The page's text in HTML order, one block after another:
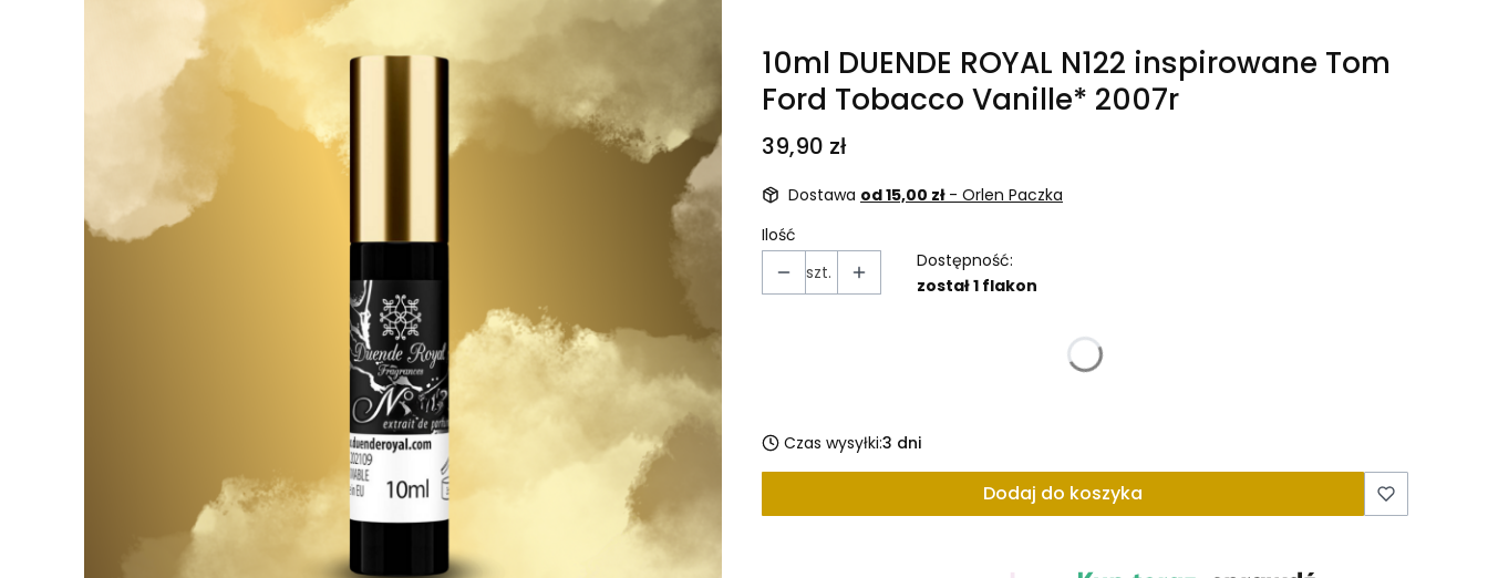
10ml DUENDE ROYAL N122 inspirowane Tom
Ford Tobacco Vanille* 2007r
Cena
39,90 zł
Dostawa od 15,00 zł - Orlen Paczka
Ilość
szt.
Dostępność:
został 1 flakon
Poszczególne warianty mogą różnić się ceną
Czas wysyłki:3 dni
Dodaj do koszyka